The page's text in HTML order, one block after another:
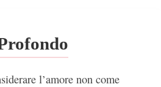
l’amore non come